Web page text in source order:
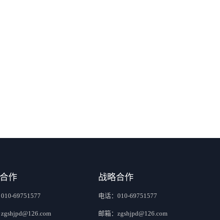
作
69751577
战略合作
电话：010-69751577
邮箱：zgshjpd@126.com